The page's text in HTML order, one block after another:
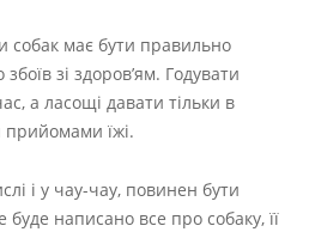
собак має бути правильно
зі здоров’ям. Годувати
а ласощі давати тільки в
їжі.
і у чау-чау, повинен бути
написано все про собаку, її